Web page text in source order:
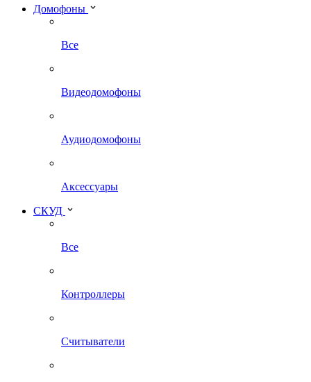
Домофоны
Все
Видеодомофоны
Аудиодомофоны
Аксессуары
СКУД
Все
Контроллеры
Считыватели